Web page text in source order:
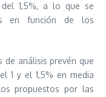
1,5%, a lo que se
en función de los
de análisis prevén que
1 y el 1,5% en media
propuestos por las